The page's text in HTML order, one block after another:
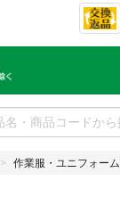
作業服・ユニフォーム